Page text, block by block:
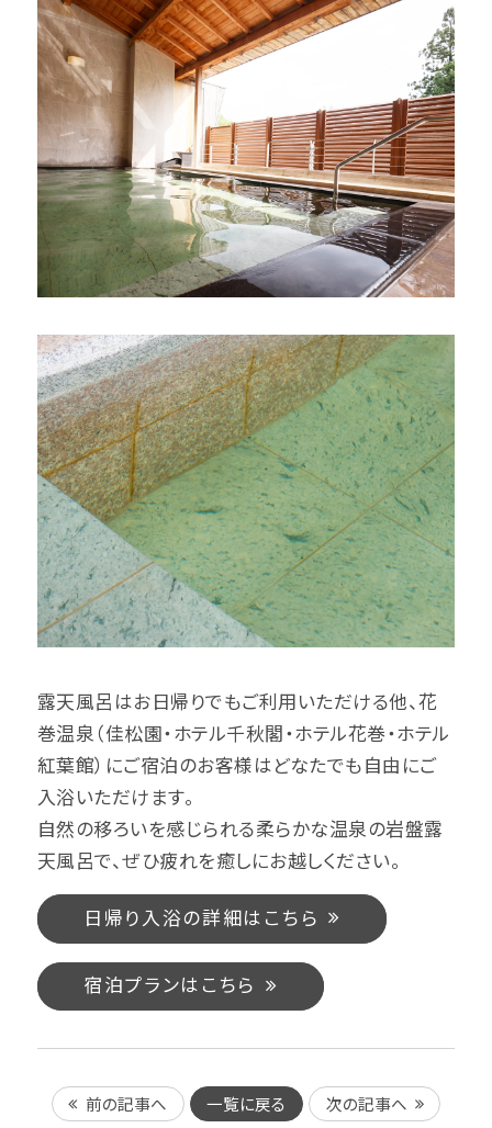
露天風呂はお日帰りでもご利用いただける他、花
巻温泉（佳松園・ホテル千秋閣・ホテル花巻・ホテル
紅葉館）にご宿泊のお客様はどなたでも自由にご
入浴いただけます。
自然の移ろいを感じられる柔らかな温泉の岩盤露
天風呂で、ぜひ疲れを癒しにお越しください。
日帰り入浴の詳細はこちら
宿泊プランはこちら
前の記事へ 一覧に戻る 次の記事へ